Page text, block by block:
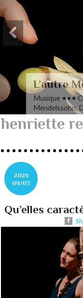
L’autre
Musique •••
Mendelssohn,
henriette
2026
09/03
Qu’elles